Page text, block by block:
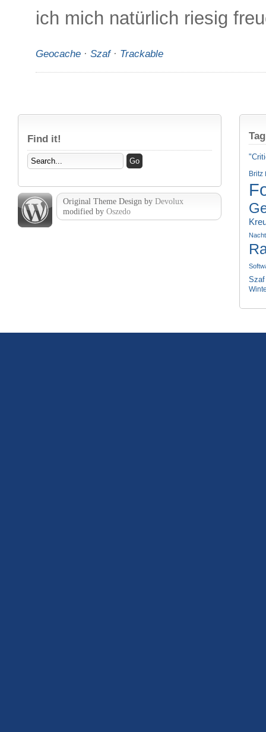
ich mich natürlich riesig
Geocache · Szaf· Trackable
Find it!
Original Theme Design by Devolux
modified by Oszedo
Britz
Szaf